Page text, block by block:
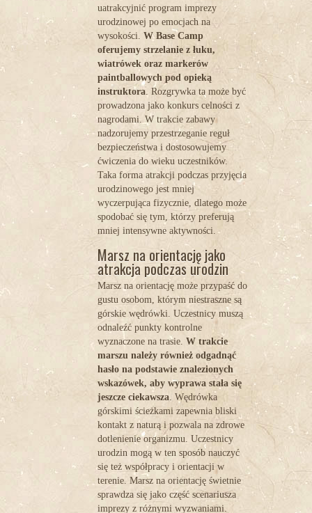
uatrakcyjnić program imprezy
urodzinowej po emocjach na
wysokości. W Base Camp
oferujemy strzelanie z łuku,
wiatrówek oraz markerów
paintballowych pod opieką
instruktora . Rozgrywka ta może być
prowadzona jako konkurs celności z
nagrodami. W trakcie zabawy
nadzorujemy przestrzeganie reguł
bezpieczeństwa i dostosowujemy
ćwiczenia do wieku uczestników.
Taka forma atrakcji podczas przyjęcia
urodzinowego jest mniej
wyczerpująca fizycznie, dlatego może
spodobać się tym, którzy preferują
mniej intensywne aktywności.
Marsz na orientację jako
atrakcja podczas urodzin
Marsz na orientację może przypaść do
gustu osobom, którym niestraszne są
górskie wędrówki. Uczestnicy muszą
odnaleźć punkty kontrolne
wyznaczone na trasie. W trakcie
marszu należy również odgadnąć
hasło na podstawie znalezionych
wskazówek, aby wyprawa stała się
jeszcze ciekawsza . Wędrówka
górskimi ścieżkami zapewnia bliski
kontakt z naturą i pozwala na zdrowe
dotlenienie organizmu. Uczestnicy
urodzin mogą w ten sposób nauczyć
się też współpracy i orientacji w
terenie. Marsz na orientację świetnie
sprawdza się jako część scenariusza
imprezy z różnymi wyzwaniami.